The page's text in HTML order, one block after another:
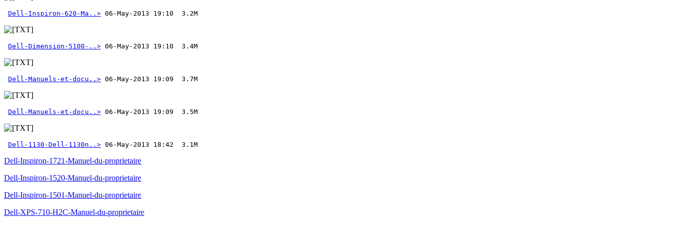
Dell-Inspiron-620-Ma..>
Dell-Dimension-5100-..>
Dell-Manuels-et-docu..>
Dell-Manuels-et-docu..>
Dell-1130-Dell-1130n..> 06-May-2013 18:42  3.1M
Dell-Inspiron-1721-Manuel-du-proprietaire
Dell-Inspiron-1520-Manuel-du-proprietaire
Dell-Inspiron-1501-Manuel-du-proprietaire
Dell-XPS-710-H2C-Manuel-du-proprietaire